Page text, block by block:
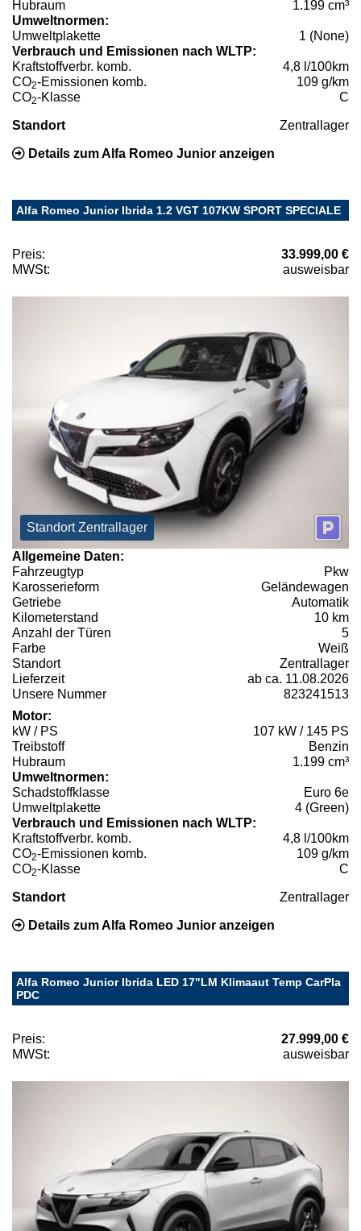
Hubraum
1.199 cm³
Umweltnormen:
Umweltplakette
1 (None)
Verbrauch und Emissionen nach WLTP:
Kraftstoffverbr. komb.
4,8 l/100km
CO2-Emissionen komb.
109 g/km
CO2-Klasse C
Standort Zentrallager
Details zum Alfa Romeo Junior anzeigen
Alfa Romeo Junior Ibrida 1.2 VGT 107KW SPORT SPECIALE
Preis:
33.999,00 €
MWSt:
ausweisbar
Standort Zentrallager
Allgemeine Daten:
Fahrzeugtyp
Pkw
Karosserieform
Geländewagen
Getriebe
Automatik
Kilometerstand
10 km
Anzahl der Türen
5
Farbe
Weiß
Standort
Zentrallager
Lieferzeit
ab ca. 11.08.2026
Unsere Nummer
823241513
Motor:
kW / PS
107 kW / 145 PS
Treibstoff
Benzin
Hubraum
1.199 cm³
Umweltnormen:
Schadstoffklasse
Euro 6e
Umweltplakette
4 (Green)
Verbrauch und Emissionen nach WLTP:
Kraftstoffverbr. komb.
4,8 l/100km
CO2-Emissionen komb.
109 g/km
CO2-Klasse C
Standort Zentrallager
Details zum Alfa Romeo Junior anzeigen
Alfa Romeo Junior Ibrida LED 17"LM Klimaaut Temp CarPla
PDC
Preis:
27.999,00 €
MWSt:
ausweisbar